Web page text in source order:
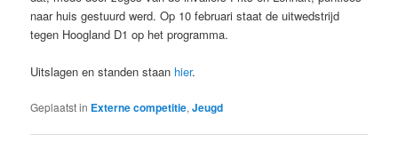
naar huis gestuurd werd. Op 10 februari staat de uitwedstrijd
tegen Hoogland D1 op het programma.
Uitslagen en standen staan hier.
Geplaatst in Externe competitie,Jeugd